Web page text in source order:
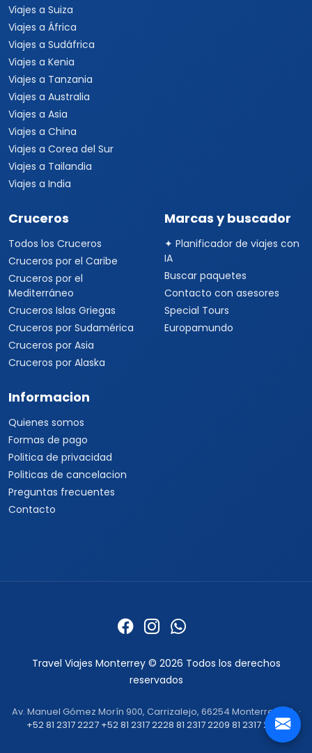
Viajes a Suiza
Viajes a África
Viajes a Sudáfrica
Viajes a Kenia
Viajes a Tanzania
Viajes a Australia
Viajes a Asia
Viajes a China
Viajes a Corea del Sur
Viajes a Tailandia
Viajes a India
Cruceros
Todos los Cruceros
Cruceros por el Caribe
Cruceros por el
Mediterráneo
Cruceros Islas Griegas
Cruceros por Sudamérica
Cruceros por Asia
Cruceros por Alaska
Marcas y buscador
✦ Planificador de viajes con
IA
Buscar paquetes
Contacto con asesores
Special Tours
Europamundo
Informacion
Quienes somos
Formas de pago
Politica de privacidad
Politicas de cancelacion
Preguntas frecuentes
Contacto
Travel Viajes Monterrey © 2026 Todos los derechos
reservados
Av. Manuel Gómez Morín 900, Carrizalejo, 66254 Monterrey, N.L. ·
+52 81 2317 2227 +52 81 2317 2228 81 2317 2209 81 2317 2232